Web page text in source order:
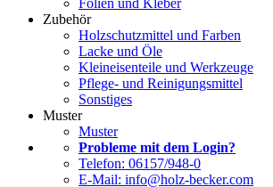
Folien und Kleber
Zubehör
Holzschutzmittel und Farben
Lacke und Öle
Kleineisenteile und Werkzeuge
Pflege- und Reinigungsmittel
Sonstiges
Muster
Muster
Probleme mit dem Login?
Telefon: 06157/948-0
E-Mail: info@holz-becker.com